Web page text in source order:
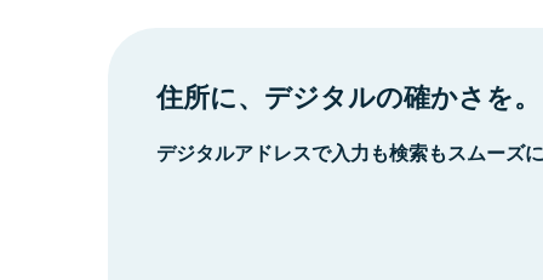
住所に、デジタルの確かさを。
デジタルアドレスで入力も検索もスムーズ